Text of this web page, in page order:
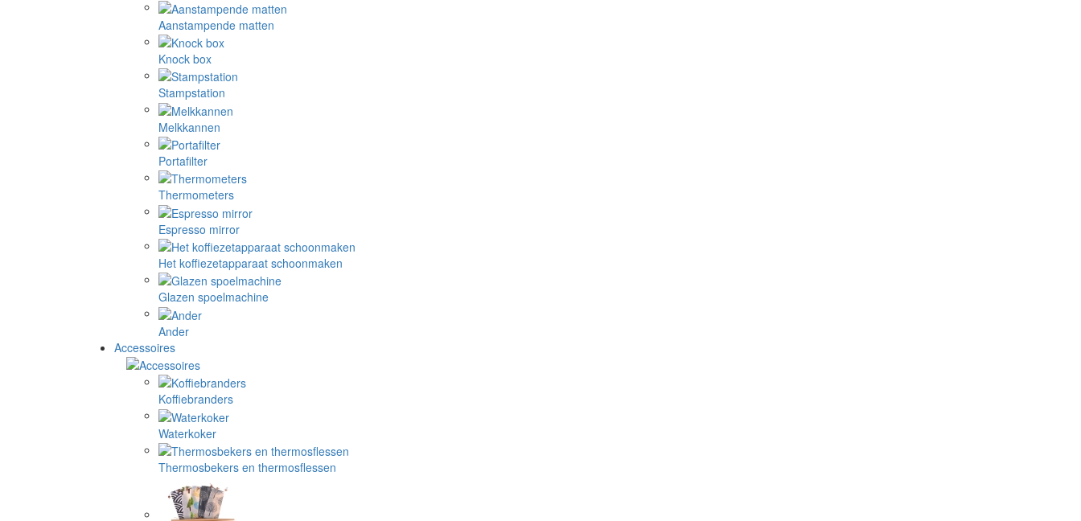
Aanstampende matten
Knock box
Stampstation
Melkkannen
Portafilter
Thermometers
Espresso mirror
Het koffiezetapparaat schoonmaken
Glazen spoelmachine
Ander
Accessoires
Koffiebranders
Waterkoker
Thermosbekers en thermosflessen